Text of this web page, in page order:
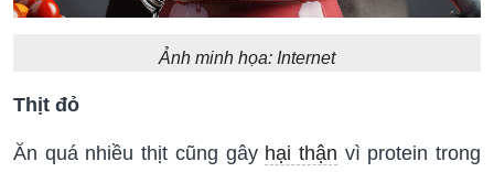
Ảnh minh họa: Internet
Thịt đỏ
Ăn quá nhiều thịt cũng gây hại thận vì protein trong